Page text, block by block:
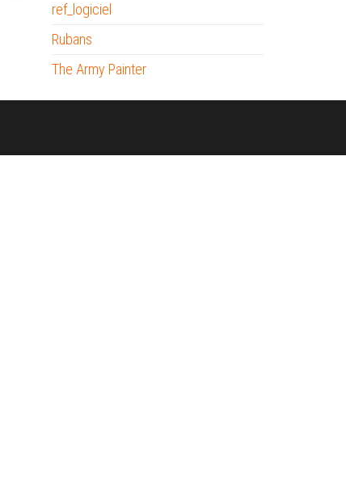
ref_logiciel
Rubans
The Army Painter